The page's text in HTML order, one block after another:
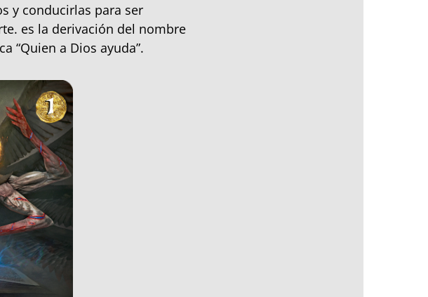
y conducirlas para ser
es la derivación del nombre
“Quien a Dios ayuda”.